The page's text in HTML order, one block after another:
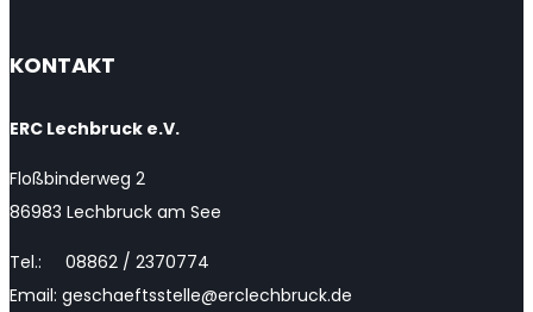
KONTAKT
ERC Lechbruck e.V.
Floßbinderweg 2
86983 Lechbruck am See
Tel.: 08862 / 2370774
Email: geschaeftsstelle@erclechbruck.de